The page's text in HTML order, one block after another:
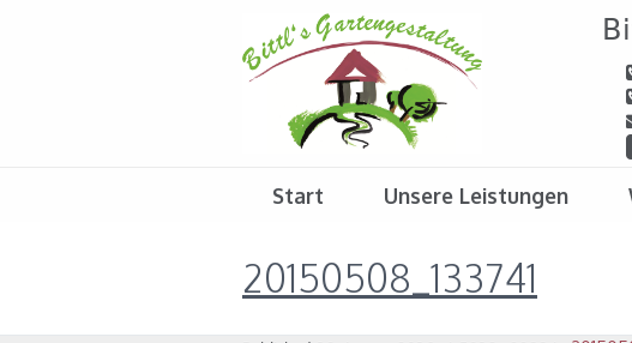
Start Unsere Leistungen
20150508_133741